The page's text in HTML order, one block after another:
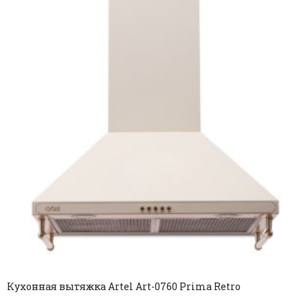
Кухонная вытяжка Artel Art-0760 Prima Retro